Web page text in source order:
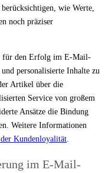
wie Werte,
noch präziser
für den Erfolg im E-Mail-
personalisierte Inhalte zu
Artikel über die
Service von großem
Ansätze die Bindung
Weitere Informationen
Kundenloyalität.
im E-Mail-